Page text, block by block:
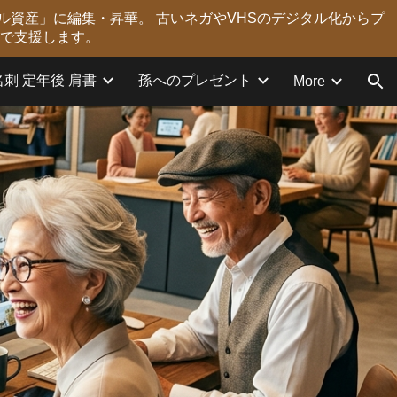
資産」に編集・昇華。 古いネガやVHSのデジタル化からプ
支援します。
刺 定年後 肩書 孫へのプレゼント More